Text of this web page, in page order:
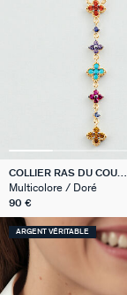
COLLIER RAS DU COU
BELOVED
Multicolore / Doré
90 €
ARGENT VÉRITABLE